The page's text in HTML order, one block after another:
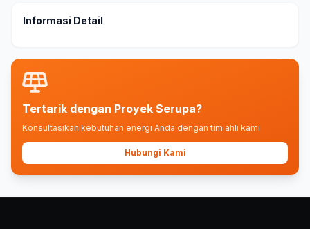
Informasi Detail
Tertarik dengan Proyek Serupa?
Konsultasikan kebutuhan energi Anda dengan tim ahli kami
Hubungi Kami